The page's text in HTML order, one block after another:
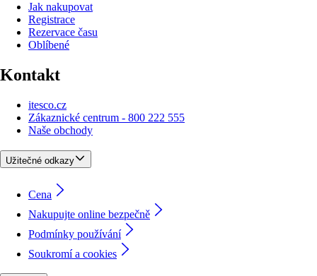
Jak nakupovat
Registrace
Rezervace času
Oblíbené
Kontakt
itesco.cz
Zákaznické centrum - 800 222 555
Naše obchody
Užitečné odkazy
Cena
Nakupujte online bezpečně
Podmínky používání
Soukromí a cookies